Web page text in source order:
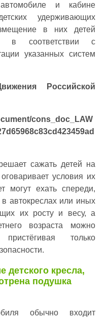
и кабине
удерживающих
в них детей
в соответствии с
указанных систем
Российской
cons_doc_LAW
сажать детей на
условия их
могут ехать спереди,
автокреслах или иных
их росту и весу, а
возраста можно
только
детского кресла,
подушка
обычно входит